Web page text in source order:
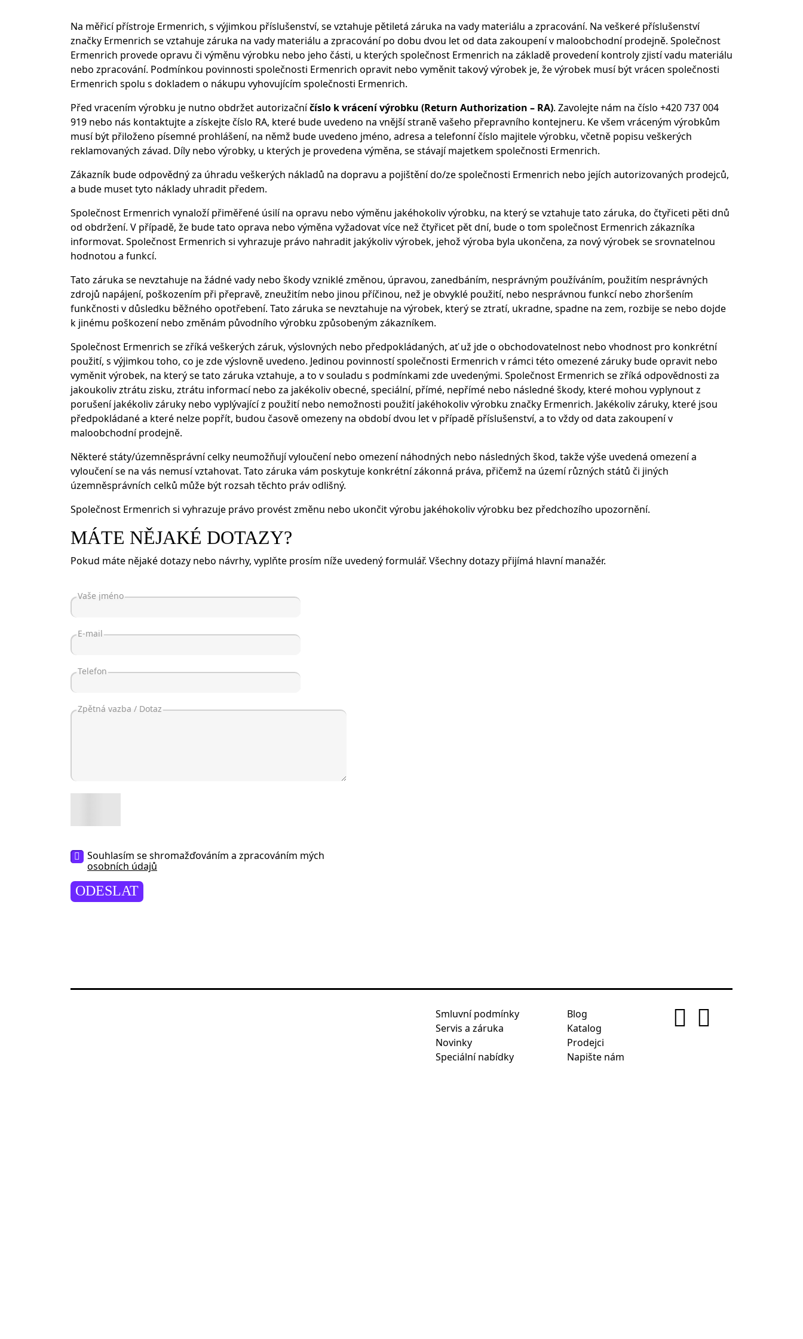
Na měřicí přístroje Ermenrich, s výjimkou příslušenství, se vztahuje pětiletá záruka na vady materiálu a zpracování. Na veškeré příslušenství
značky Ermenrich se vztahuje záruka na vady materiálu a zpracování po dobu dvou let od data zakoupení v maloobchodní prodejně. Společnost
Ermenrich provede opravu či výměnu výrobku nebo jeho části, u kterých společnost Ermenrich na základě provedení kontroly zjistí vadu materiálu
nebo zpracování. Podmínkou povinnosti společnosti Ermenrich opravit nebo vyměnit takový výrobek je, že výrobek musí být vrácen společnosti
Ermenrich spolu s dokladem o nákupu vyhovujícím společnosti Ermenrich.
Před vracením výrobku je nutno obdržet autorizačníčíslo k vrácení výrobku (Return Authorization – RA). Zavolejte nám na číslo +420 737 004
919 nebo nás kontaktujte a získejte číslo RA, které bude uvedeno na vnější straně vašeho přepravního kontejneru. Ke všem vráceným výrobkům
musí být přiloženo písemné prohlášení, na němž bude uvedeno jméno, adresa a telefonní číslo majitele výrobku, včetně popisu veškerých
reklamovaných závad. Díly nebo výrobky, u kterých je provedena výměna, se stávají majetkem společnosti Ermenrich.
Zákazník bude odpovědný za úhradu veškerých nákladů na dopravu a pojištění do/ze společnosti Ermenrich nebo jejích autorizovaných prodejců,
a bude muset tyto náklady uhradit předem.
Společnost Ermenrich vynaloží přiměřené úsilí na opravu nebo výměnu jakéhokoliv výrobku, na který se vztahuje tato záruka, do čtyřiceti pěti dnů
od obdržení. V případě, že bude tato oprava nebo výměna vyžadovat více než čtyřicet pět dní, bude o tom společnost Ermenrich zákazníka
informovat. Společnost Ermenrich si vyhrazuje právo nahradit jakýkoliv výrobek, jehož výroba byla ukončena, za nový výrobek se srovnatelnou
hodnotou a funkcí.
Tato záruka se nevztahuje na žádné vady nebo škody vzniklé změnou, úpravou, zanedbáním, nesprávným používáním, použitím nesprávných
zdrojů napájení, poškozením při přepravě, zneužitím nebo jinou příčinou, než je obvyklé použití, nebo nesprávnou funkcí nebo zhoršením
funkčnosti v důsledku běžného opotřebení. Tato záruka se nevztahuje na výrobek, který se ztratí, ukradne, spadne na zem, rozbije se nebo dojde
k jinému poškození nebo změnám původního výrobku způsobeným zákazníkem.
Společnost Ermenrich se zříká veškerých záruk, výslovných nebo předpokládaných, ať už jde o obchodovatelnost nebo vhodnost pro konkrétní
použití, s výjimkou toho, co je zde výslovně uvedeno. Jedinou povinností společnosti Ermenrich v rámci této omezené záruky bude opravit nebo
vyměnit výrobek, na který se tato záruka vztahuje, a to v souladu s podmínkami zde uvedenými. Společnost Ermenrich se zříká odpovědnosti za
jakoukoliv ztrátu zisku, ztrátu informací nebo za jakékoliv obecné, speciální, přímé, nepřímé nebo následné škody, které mohou vyplynout z
porušení jakékoliv záruky nebo vyplývající z použití nebo nemožnosti použití jakéhokoliv výrobku značky Ermenrich. Jakékoliv záruky, které jsou
předpokládané a které nelze popřít, budou časově omezeny na období dvou let v případě příslušenství, a to vždy od data zakoupení v
maloobchodní prodejně.
Některé státy/územněsprávní celky neumožňují vyloučení nebo omezení náhodných nebo následných škod, takže výše uvedená omezení a
vyloučení se na vás nemusí vztahovat. Tato záruka vám poskytuje konkrétní zákonná práva, přičemž na území různých států či jiných
územněsprávních celků může být rozsah těchto práv odlišný.
Společnost Ermenrich si vyhrazuje právo provést změnu nebo ukončit výrobu jakéhokoliv výrobku bez předchozího upozornění.
MÁTE NĚJAKÉ DOTAZY?
Pokud máte nějaké dotazy nebo návrhy, vyplňte prosím níže uvedený formulář. Všechny dotazy přijímá hlavní manažér.
Souhlasím se shromažďováním a zpracováním mých
osobních údajů
ODESLAT
Smluvní podmínky
Servis a záruka
Novinky
Speciální nabídky
Blog
Katalog
Prodejci
Napište nám